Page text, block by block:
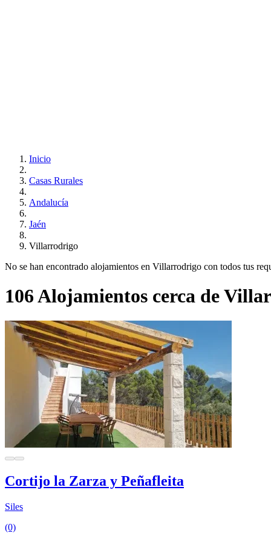
Inicio
Casas Rurales
Andalucía
Jaén
Villarrodrigo
No se han encontrado alojamientos en Villarrodrigo con todos tus
106 Alojamientos cerca de
Cortijo la Zarza y Peñafleita
Siles
(0)